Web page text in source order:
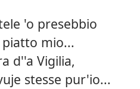
'o presebbio
mio...
d''a Vigilia,
stesse pur'io...